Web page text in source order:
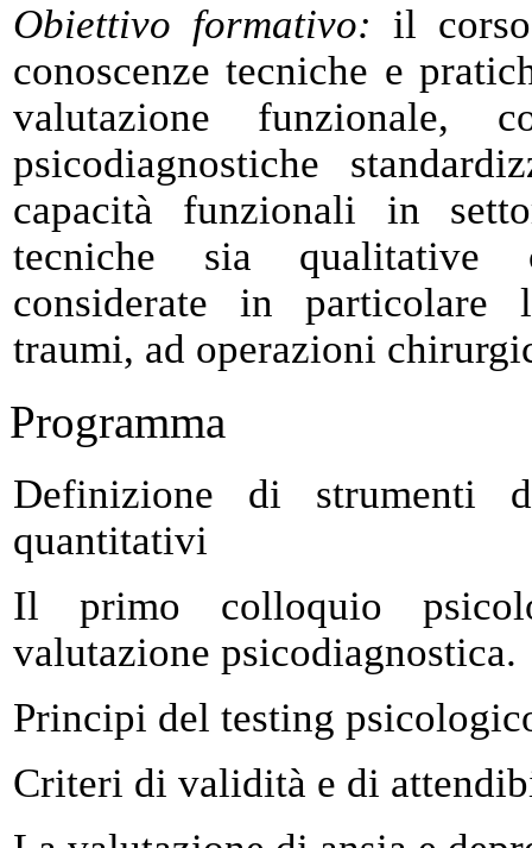
Obiettivo formativo: il
conoscenze tecniche e
valutazione funzionale,
psicodiagnostiche
capacità funzionali in
tecniche sia qualitative
considerate in particolare
traumi, ad operazioni
Programma
Definizione di strumenti
quantitativi
Il primo colloquio
valutazione psicodiagnostica.
Principi del testing
Criteri di validità e di